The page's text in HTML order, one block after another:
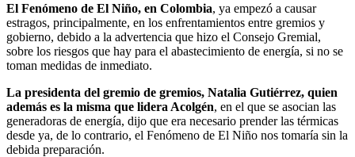
El Fenómeno de El Niño, en Colombia, ya empezó a causar
estragos, principalmente, en los enfrentamientos entre gremios y
gobierno, debido a la advertencia que hizo el Consejo Gremial,
sobre los riesgos que hay para el abastecimiento de energía, si no se
toman medidas de inmediato.
La presidenta del gremio de gremios, Natalia Gutiérrez, quien
además es la misma que lidera Acolgén, en el que se asocian las
generadoras de energía, dijo que era necesario prender las térmicas
desde ya, de lo contrario, el Fenómeno de El Niño nos tomaría sin la
debida preparación.